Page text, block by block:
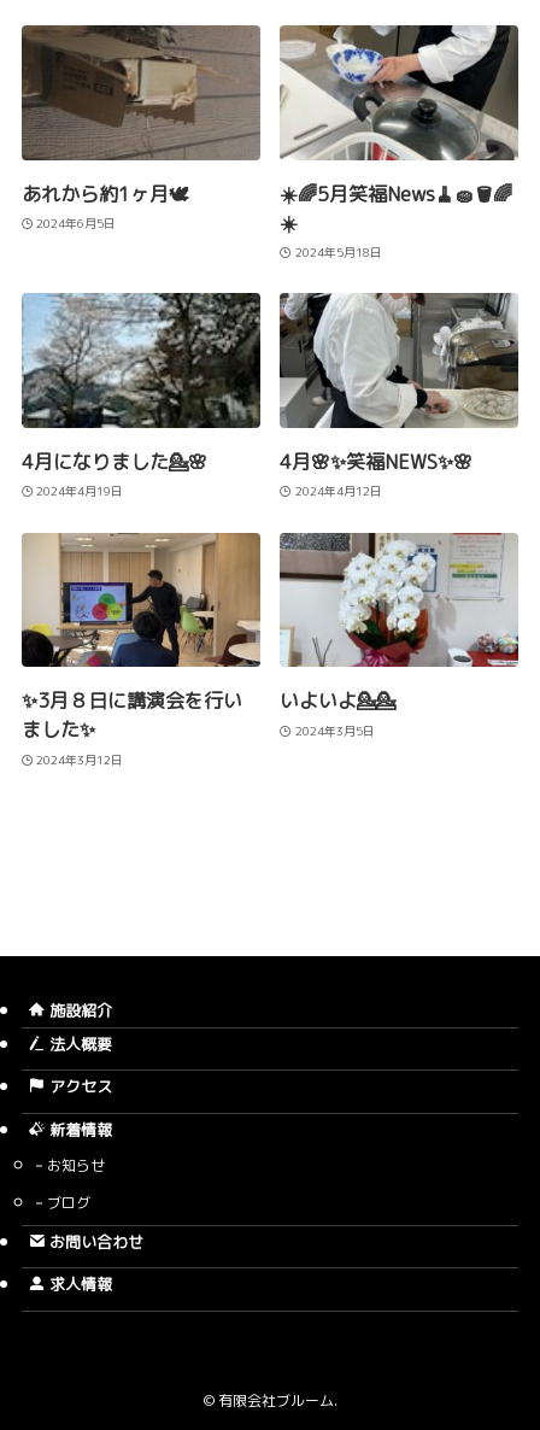
あれから約1ヶ月🕊️
2024年6月5日
☀️🌈5月笑福News🧹🧽🪣🌈
☀️
2024年5月18日
4月になりました💁🌸
2024年4月19日
4月🌸✨笑福NEWS✨🌸
2024年4月12日
✨3月８日に講演会を行い
ました✨
2024年3月12日
いよいよ💁💁
2024年3月5日
施設紹介
法人概要
アクセス
新着情報
お知らせ
ブログ
お問い合わせ
求人情報
©有限会社ブルーム.